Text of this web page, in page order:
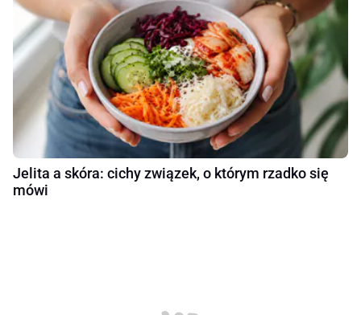
Jelita a skóra: cichy związek, o którym rzadko się
mówi